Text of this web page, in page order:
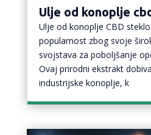
Ulje od konoplje
Ulje od konoplje CBD
popularnost zbog svoje
svojstava za poboljšanje
Ovaj prirodni ekstrakt
industrijske konoplje, k